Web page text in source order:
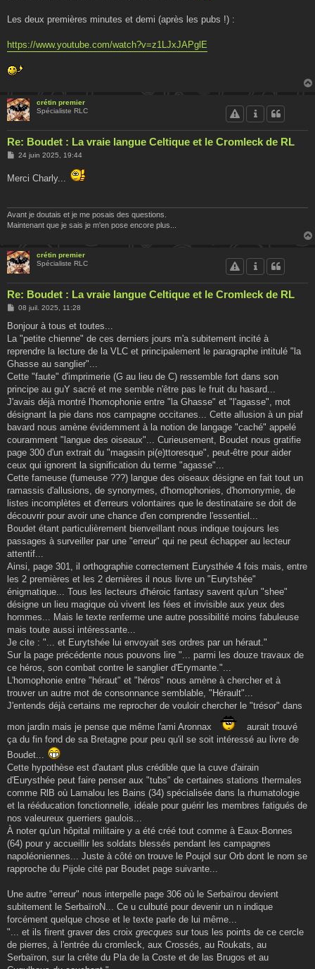
Les deux premières minutes et demi (après les pubs !) :
https://www.youtube.com/watch?v=z1LJxJAPglE
crétin premier
Spécialiste RLC
Re: Boudet : La vraie langue Celtique et le Cromleck de RL
M
s
24 juin 2025, 19:44
Merci Charly...
Avant je doutais et je me posais des questions.
Maintenant que je sais je m'en pose encore plus...
crétin premier
Spécialiste RLC
Re: Boudet : La vraie langue Celtique et le Cromleck de RL
M
s
a
g
e
08 juil. 2025, 11:28
Bonjour à tous et toutes...
La "petite chienne" de ces derniers jours m'a subitement incité à
reprendre la lecture de la VLC et principalement le paragraphe intitulé "la
Ghasse au sanglier"...
Cette "faute" d'imprimerie (G au lieu de C) ressemble fort dans son
principe au guY sacré et me semble n'être pas le fruit du hasard...
J'avais déjà montré l'homophonie entre "la Ghasse" et "l'agasse", mot
désignant la pie dans nos campagne occitanes... Cette allusion à un piaf
bavard nous amène évidemment à la notion de langage "caché" appelé
couramment "langue des oiseaux"... Curieusement, Boudet nous gratifie
page 300 d'un extrait du "magasin pi(e)ttoresque", peut-être pour aider
ceux qui ignorent la signification du terme "agasse"...
Cette fameuse (fumeuse ???) langue des oiseaux désigne en fait tout un
ramassis d'allusions, de synonymes, d'homophonies, d'homonymie, de
listes incomplètes et d'erreurs volontaires que le destinataire se doit de
découvrir pour avoir une chance d'en comprendre l'essentiel...
Boudet étant particulièrement bienveillant nous indique toujours les
passages à surveiller par une "erreur" qui ne peut échapper au lecteur
attentif...
Ainsi, page 301, il orthographie correctement Eurysthée 4 fois mais, entre
les 2 premières et les 2 dernières il nous livre un "Eurytshée"
énigmatique... Tous les lecteurs d'héroic fantasy savent qu'un "shee"
désigne un lieu magique où vivent les fées et invisible aux yeux des
hommes... Mais le texte renferme une autre possibilité moins fabuleuse
mais toute aussi intéressante...
Je cite : "... et Eurytshée lui envoyait ses ordres par un héraut."
Sur la page précédente nous pouvons lire "... parmi les douze travaux de
ce héros, son combat contre le sanglier d'Erymante."...
L'homophonie entre "héraut" et "héros" nous amène à chercher et à
trouver un autre mot de consonnance semblable, "Hérault"...
J'entends déjà certains me reprocher de vouloir chercher le "trésor" dans
mon jardin mais je pense que même l'ami Aronnax
aurait trouvé
ça du fin fond de sa Bretagne pour peu qu'il se soit intéressé au livre de
Boudet...
Cette hypothèse est d'autant plus crédible que la cuve d'airain
d'Eurysthée peut faire penser aux "tubs" de certaines stations thermales
comme RlB où Lamalou les Bains (34) spécialisée dans la rhumatologie
et la rééducation fonctionnelle, idéale pour guérir les membres fatigués de
nos valeureux guerriers gaulois...
À noter qu'un hôpital militaire y a été créé tout comme à Eaux-Bonnes
(64) pour y accueillir les soldats blessés pendant les campagnes
napoléoniennes... Juste à côté on trouve le Poujol sur Orb dont le nom se
rapproche du Pijole cité par Boudet page suivante...
Une autre "erreur" nous interpelle page 306 où le Serbaïrou devient
subitement le SerbaïroN... Ce u culbuté pour devenir un n indique
forcément quelque chose et le texte parle de lui même...
"... et ils firent graver des croix grecques sur tous les points de ce cercle
de pierres, à l'entrée du cromleck, aux Crossés, au Roukats, au
Serbaïron, sur la crête du Pla de la Coste et de las Brugos et au